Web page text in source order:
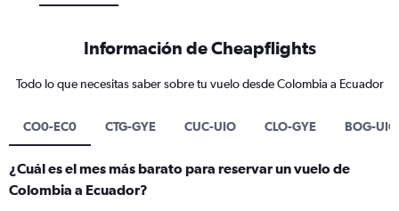
Información de Cheapflights
Todo lo que necesitas saber sobre tu vuelo desde Colombia a Ecuador
CO0-EC0 CTG-GYE CUC-UIO CLO-GYE BOG-UIO
¿Cuál es el mes más barato para reservar un vuelo de
Colombia a Ecuador?